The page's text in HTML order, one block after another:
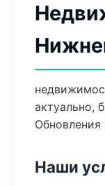
актуально,
Наши